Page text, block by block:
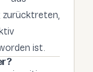
zurücktreten,
ist.